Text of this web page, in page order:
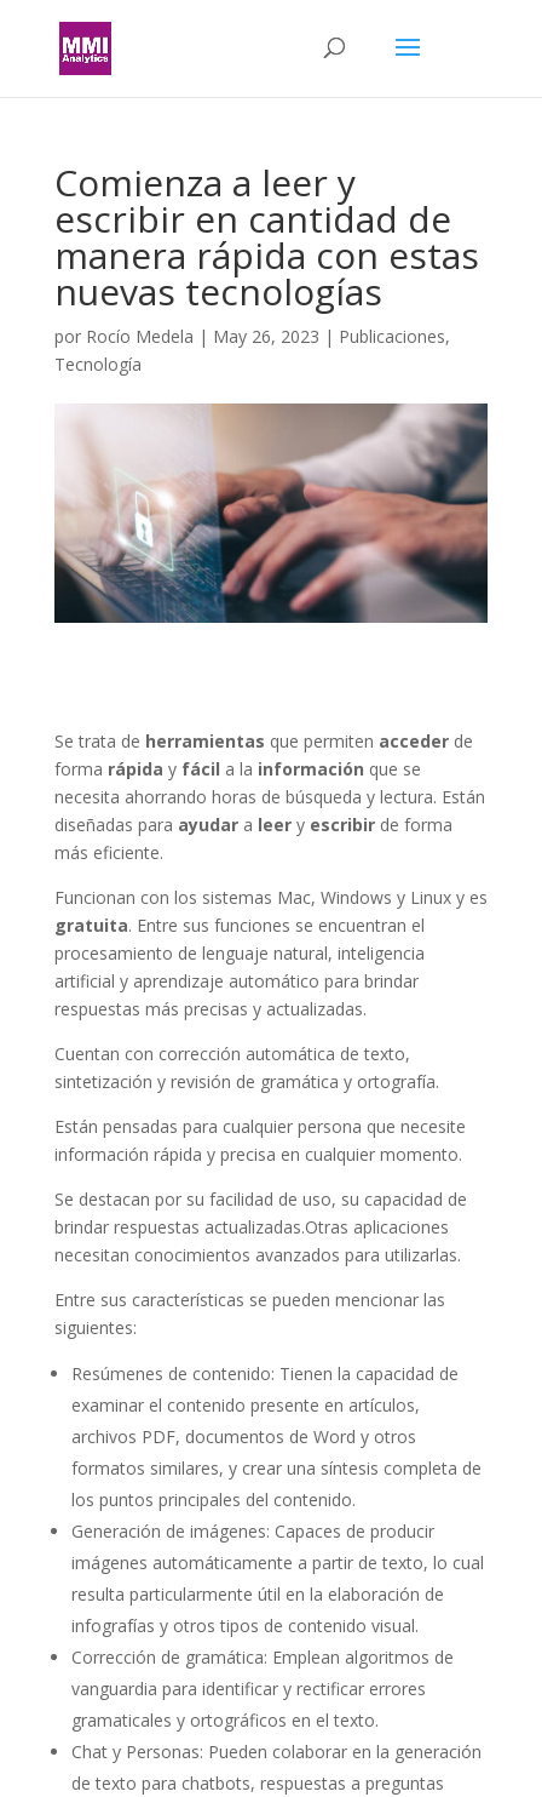
Comienza a leer y
escribir en cantidad de
manera rápida con estas
nuevas tecnologías
por Rocío Medela | May 26, 2023 | Publicaciones,
Tecnología
Se trata de herramientas que permiten accederde
forma rápida y fácil a la información que se
necesita ahorrando horas de búsqueda y lectura. Están
diseñadas para ayudara leery escribirde forma
más eficiente.
Funcionan con los sistemas Mac, Windows y Linux y es
gratuita. Entre sus funciones se encuentran el
procesamiento de lenguaje natural, inteligencia
artificial y aprendizaje automático para brindar
respuestas más precisas y actualizadas.
Cuentan con corrección automática de texto,
sintetización y revisión de gramática y ortografía.
Están pensadas para cualquier persona que necesite
información rápida y precisa en cualquier momento.
Se destacan por su facilidad de uso, su capacidad de
brindar respuestas actualizadas.Otras aplicaciones
necesitan conocimientos avanzados para utilizarlas.
Entre sus características se pueden mencionar las
siguientes:
Resúmenes de contenido: Tienen la capacidad de
examinar el contenido presente en artículos,
archivos PDF, documentos de Word y otros
formatos similares, y crear una síntesis completa de
los puntos principales del contenido.
Generación de imágenes: Capaces de producir
imágenes automáticamente a partir de texto, lo cual
resulta particularmente útil en la elaboración de
infografías y otros tipos de contenido visual.
Corrección de gramática: Emplean algoritmos de
vanguardia para identificar y rectificar errores
gramaticales y ortográficos en el texto.
Chat y Personas: Pueden colaborar en la generación
de texto para chatbots, respuestas a preguntas